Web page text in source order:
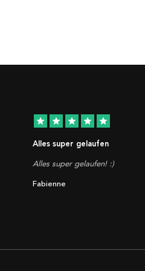
star star star star star
Alles super gelaufen
Alles super gelaufen! :)
Fabienne